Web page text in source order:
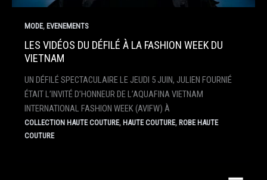
MODE, EVENEMENTS
LES VIDÉOS DU DÉFILÉ À LA FASHION WEEK DU
VIETNAM
UN DÉFILÉ SPECTACULAIRE LE JEUDI 5 JUIN, JULIEN FOURNIÉ
ÉTAIT L’INVITÉ D’HONNEUR DE L’AQUAFINA VIETNAM
INTERNATIONAL FASHION WEEK (AVIFW) À
COLLECTION HAUTE COUTURE, HAUTE COUTURE, ROBE HAUTE
COUTURE